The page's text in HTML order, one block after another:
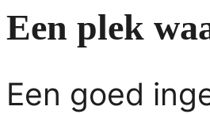
Een plek
Een goed